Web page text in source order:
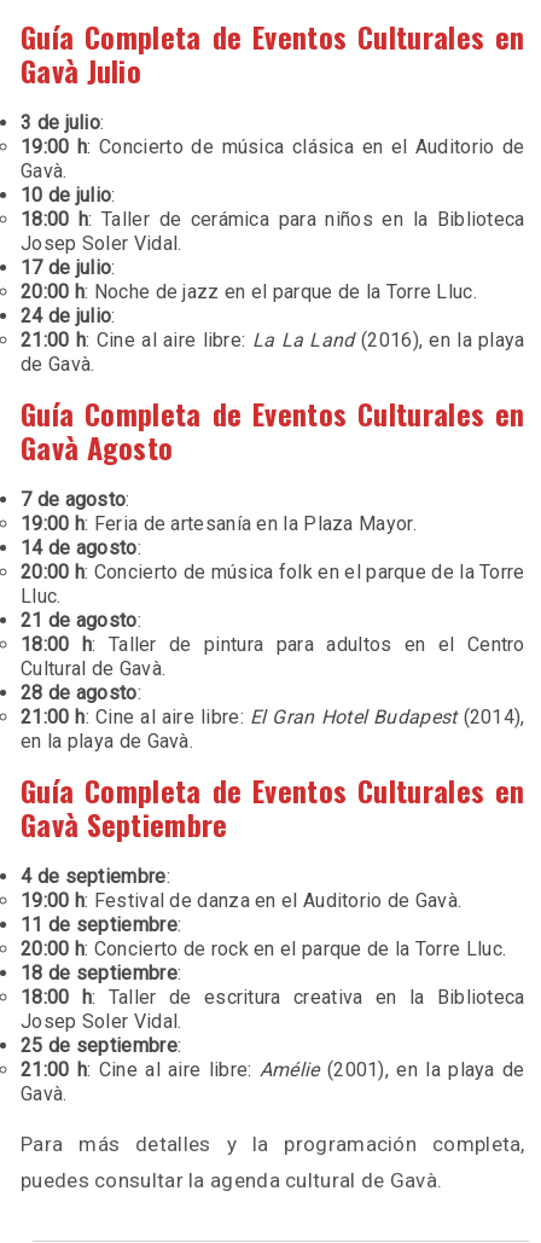
Guía Completa de Eventos Culturales en
Gavà Julio
3 de julio:
19:00 h: Concierto de música clásica en el Auditorio de
Gavà.
10 de julio:
18:00 h: Taller de cerámica para niños en la Biblioteca
Josep Soler Vidal.
17 de julio:
20:00 h: Noche de jazz en el parque de la Torre Lluc.
24 de julio:
21:00 h: Cine al aire libre: La La Land(2016), en la playa
de Gavà.
Guía Completa de Eventos Culturales en
Gavà Agosto
7 de agosto:
19:00 h: Feria de artesanía en la Plaza Mayor.
14 de agosto:
20:00 h: Concierto de música folk en el parque de la Torre
Lluc.
21 de agosto:
18:00 h: Taller de pintura para adultos en el Centro
Cultural de Gavà.
28 de agosto:
21:00 h: Cine al aire libre: El Gran Hotel Budapest(2014),
en la playa de Gavà.
Guía Completa de Eventos Culturales en
Gavà Septiembre
4 de septiembre:
19:00 h: Festival de danza en el Auditorio de Gavà.
11 de septiembre:
20:00 h: Concierto de rock en el parque de la Torre Lluc.
18 de septiembre:
18:00 h: Taller de escritura creativa en la Biblioteca
Josep Soler Vidal.
25 de septiembre:
21:00 h: Cine al aire libre: Amélie(2001), en la playa de
Gavà.
Para más detalles y la programación completa,
puedes consultar la agenda cultural de Gavà.